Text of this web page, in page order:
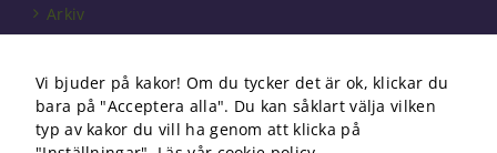
Arkiv
Förbundet
Om cookies
Vi bjuder på kakor! Om du tycker det är ok, klickar du
bara på "Acceptera alla". Du kan såklart välja vilken
typ av kakor du vill ha genom att klicka på